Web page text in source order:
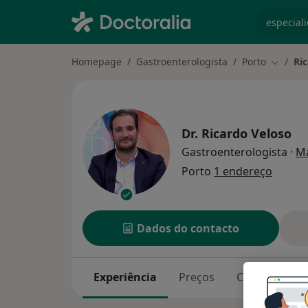
Homepage Gastroenterologista Porto Mudar
Dr. Ricardo Veloso
Gastroenterologista ·
Porto 1 endereço
Dados do contacto
Experiência Preços Consultórios